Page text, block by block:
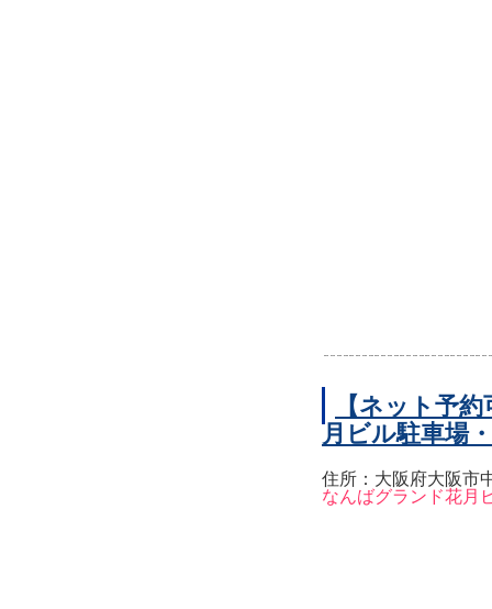
【ネット予
月ビル駐車場
住所：大阪府大阪市
なんばグランド花